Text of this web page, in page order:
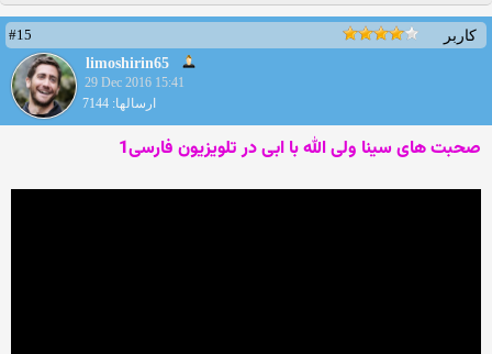
کاربر
#15
limoshirin65
29 Dec 2016 15:41
ارسالها: 7144
صحبت های سینا ولی الله با ابی در تلویزیون فارسی1